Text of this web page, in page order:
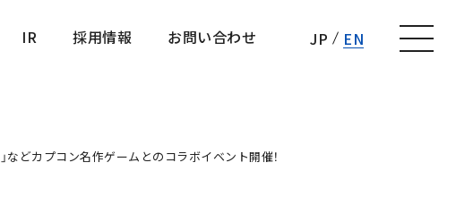
IR
採用情報
お問い合わせ
JP EN
」などカプコン名作ゲームとのコラボイベント開催！